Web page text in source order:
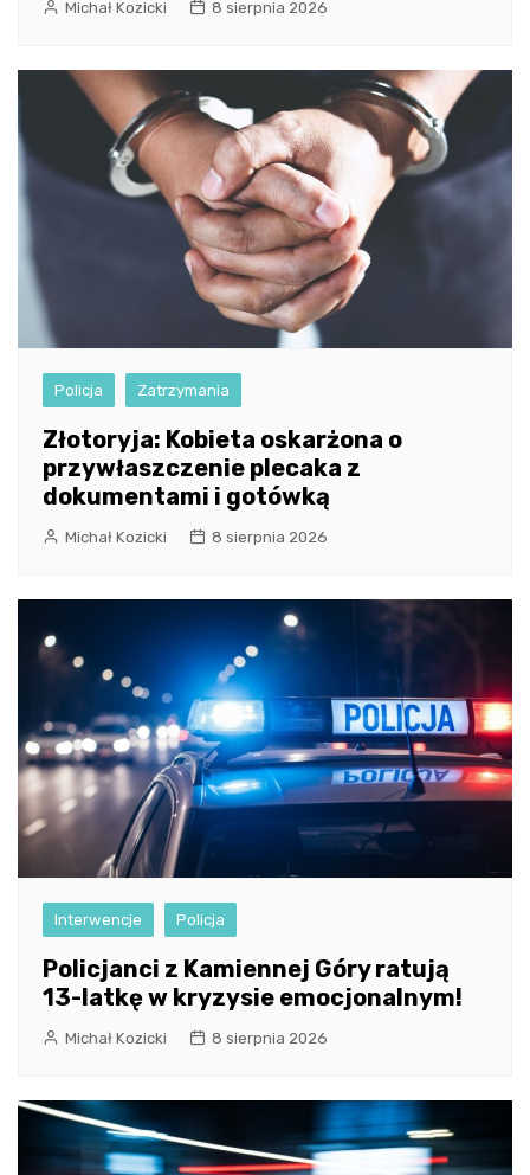
Michał Kozicki 8 sierpnia 2026
Policja Zatrzymania
Złotoryja: Kobieta oskarżona o
przywłaszczenie plecaka z
dokumentami i gotówką
Michał Kozicki 8 sierpnia 2026
Interwencje Policja
Policjanci z Kamiennej Góry ratują
13-latkę w kryzysie emocjonalnym!
Michał Kozicki 8 sierpnia 2026